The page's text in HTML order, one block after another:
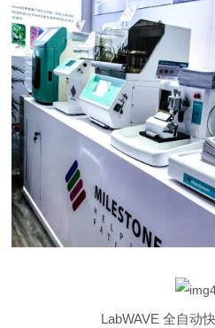
LabWAVE 全自动